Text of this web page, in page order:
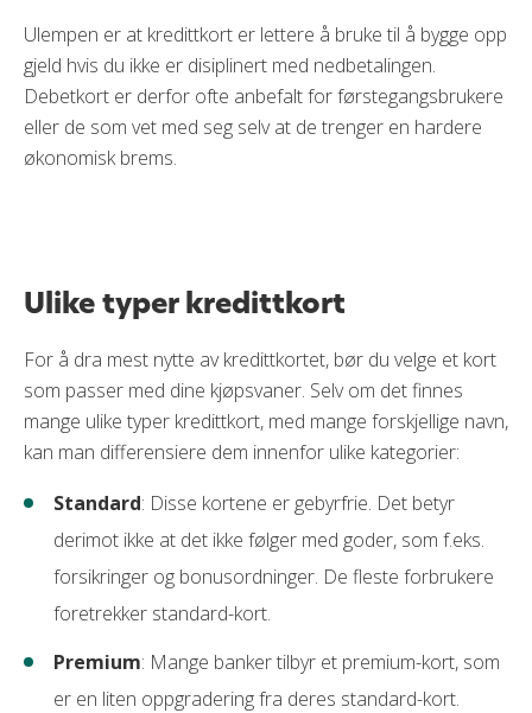
nesten ikke lenger kort som kan gi deg belønninger og
fordeler på alle områdene du ønsker. ( DNB Saga
er et av svært få unntak, men for å få det
må du bytte bank – og det er du kanskje ikke
interessert i?)
Kredittkort for større opptjening av Trumf-bonus som
Ulempen er at kredittkort er lettere å bruke til å bygge opp
gjeld hvis du ikke er disiplinert med nedbetalingen.
Debetkort er derfor ofte anbefalt for førstegangsbrukere
eller de som vet med seg selv at de trenger en hardere
økonomisk brems.
Ulike typer kredittkort
For å dra mest nytte av kredittkortet, bør du velge et kort
som passer med dine kjøpsvaner. Selv om det finnes
mange ulike typer kredittkort, med mange forskjellige navn,
kan man differensiere dem innenfor ulike kategorier:
Standard: Disse kortene er gebyrfrie. Det betyr
derimot ikke at det ikke følger med goder, som f.eks.
forsikringer og bonusordninger. De fleste forbrukere
foretrekker standard-kort.
Premium: Mange banker tilbyr et premium-kort, som
er en liten oppgradering fra deres standard-kort.